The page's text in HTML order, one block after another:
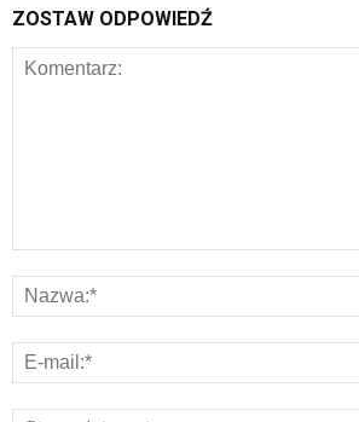
ZOSTAW ODPOWIEDŹ